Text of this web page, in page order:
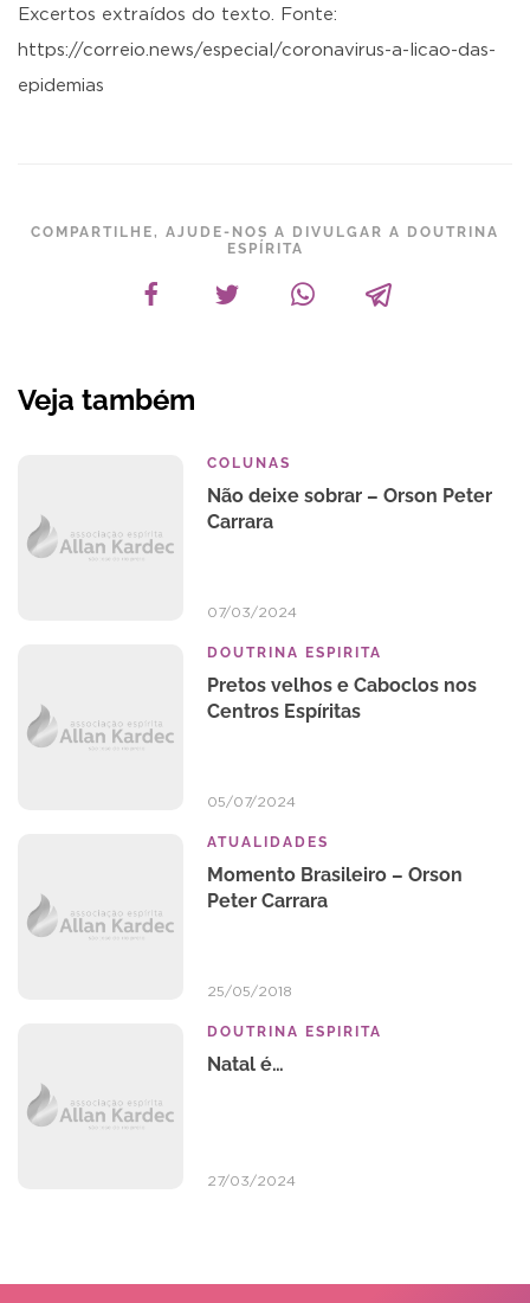
Excertos extraídos do texto. Fonte:
https://correio.news/especial/coronavirus-a-licao-das-
epidemias
COMPARTILHE, AJUDE-NOS A DIVULGAR A DOUTRINA
ESPÍRITA
Veja também
COLUNAS
Não deixe sobrar – Orson Peter
Carrara
07/03/2024
DOUTRINA ESPIRITA
Pretos velhos e Caboclos nos
Centros Espíritas
05/07/2024
ATUALIDADES
Momento Brasileiro – Orson
Peter Carrara
25/05/2018
DOUTRINA ESPIRITA
Natal é…
27/03/2024